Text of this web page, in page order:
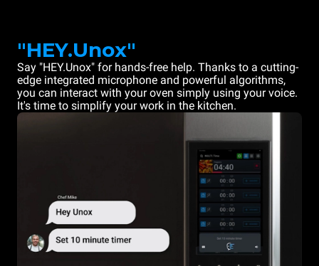
"HEY.Unox"
Say "HEY.Unox" for hands-free help. Thanks to a cutting-
edge integrated microphone and powerful algorithms,
you can interact with your oven simply using your voice.
It's time to simplify your work in the kitchen.